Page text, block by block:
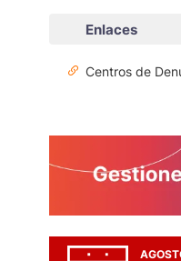
Enlaces
Centros de